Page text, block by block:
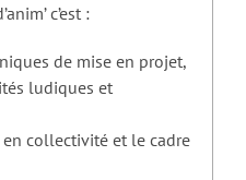
c’est :
de mise en projet,
ludiques et
collectivité et le cadre